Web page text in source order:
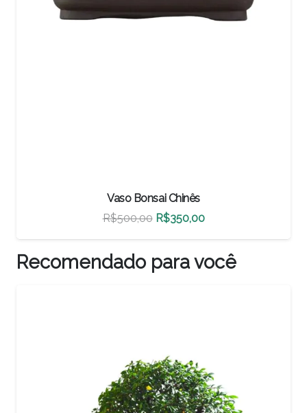
Vaso Bonsai Chinês
R$500,00 O
preço
original
R$350,00O
preço
atual
Recomendado para você